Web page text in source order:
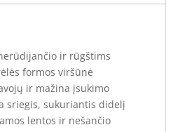
ir rūgštims
formos viršūnė
ir mažina įsukimo
sriegis, sukuriantis didelį
lentos ir nešančio